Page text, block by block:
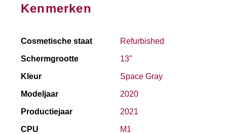
Kenmerken
Cosmetische staat Refurbished
Schermgrootte 13"
Kleur Space Gray
Modeljaar 2020
Productiejaar 2021
CPU M1